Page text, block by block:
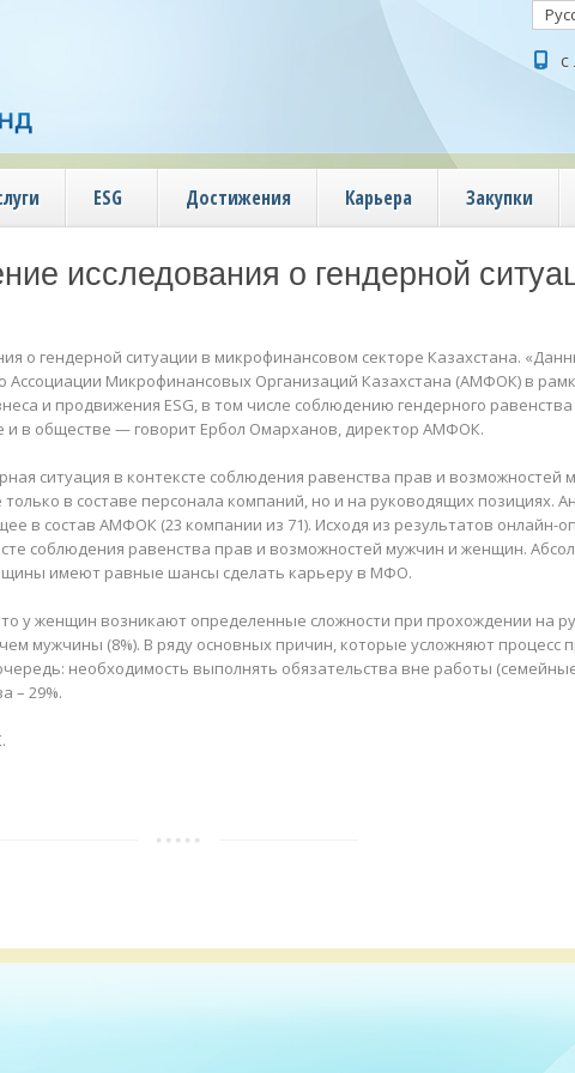
с
ESG Достижения Карьера Закупки
исследования о гендерной
о гендерной ситуации в микрофинансовом секторе Казахстана.
Микрофинансовых Организаций Казахстана (АМФОК) в
и продвижения ESG, в том числе соблюдению гендерного
в обществе — говорит Ербол Омарханов, директор АМФОК.
ситуация в контексте соблюдения равенства прав и
в составе персонала компаний, но и на руководящих позициях.
в состав АМФОК (23 компании из 71). Исходя из результатов онлайн-
соблюдения равенства прав и возможностей мужчин и женщин.
имеют равные шансы сделать карьеру в МФО.
у женщин возникают определенные сложности при прохождении на
мужчины (8%). В ряду основных причин, которые усложняют процесс
необходимость выполнять обязательства вне работы
– 29%.